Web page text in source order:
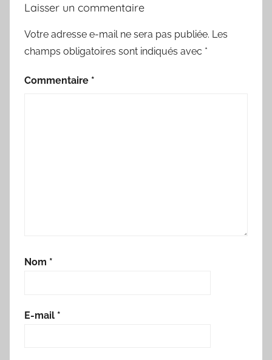
Laisser un commentaire
Votre adresse e-mail ne sera pas publiée. Les
champs obligatoires sont indiqués avec *
Commentaire *
Nom *
E-mail *